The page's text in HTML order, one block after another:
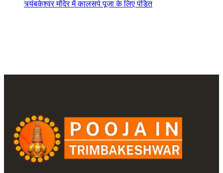
त्र्यंबकेश्वर मंदिर में कालसर्प पूजा के लिए पंडित